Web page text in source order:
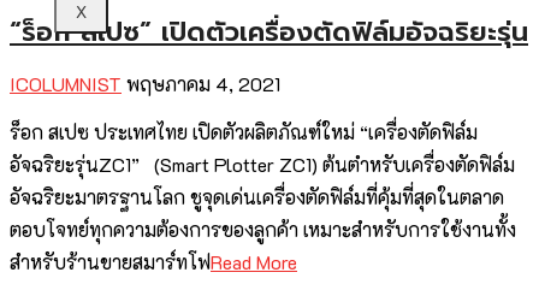
X
“ร็อก สเปซ” เปิดตัวเครื่องตัดฟิล์มอัจฉริยะรุ่น
ICOLUMNIST พฤษภาคม 4, 2021
ร็อก สเปซ ประเทศไทย เปิดตัวผลิตภัณฑ์ใหม่ “เครื่องตัดฟิล์ม
อัจฉริยะรุ่นZC1” (Smart Plotter ZC1) ต้นตำหรับเครื่องตัดฟิล์ม
อัจฉริยะมาตรฐานโลก ชูจุดเด่นเครื่องตัดฟิล์มที่คุ้มที่สุดในตลาด
ตอบโจทย์ทุกความต้องการของลูกค้า เหมาะสำหรับการใช้งานทั้ง
สำหรับร้านขายสมาร์ทโฟRead More